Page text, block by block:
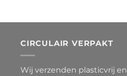
van
goed
besteden
microplastics
CIRCULAIR VERPAKT
Wij verzenden plasticvrij en